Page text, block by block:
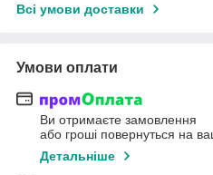
Всі умови доставки
Умови оплати
Ви отримаєте замовлення
або гроші повернуться на
Детальніше